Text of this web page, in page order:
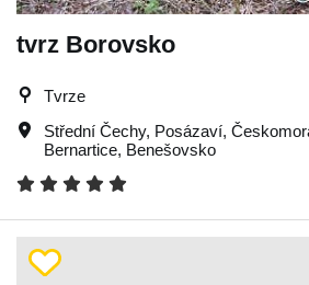
tvrz Borovsko
Tvrze
Střední Čechy, Posázaví,
Bernartice, Benešovsko